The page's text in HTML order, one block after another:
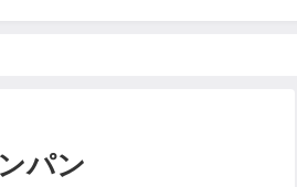
パン